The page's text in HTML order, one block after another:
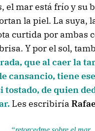
el mar está frío y su
la piel. La suya,
curtida por ambas
Y por el sol,
que al caer la
cansancio, tiene
tostado, de quien
Les escribiría